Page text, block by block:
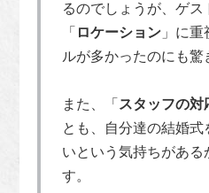
るのでしょうが、ゲス
「 ロケーション 」に
ルが多かったのにも驚
また、「 スタッフの対
とも、自分達の結婚式
いという気持ちがある
す。